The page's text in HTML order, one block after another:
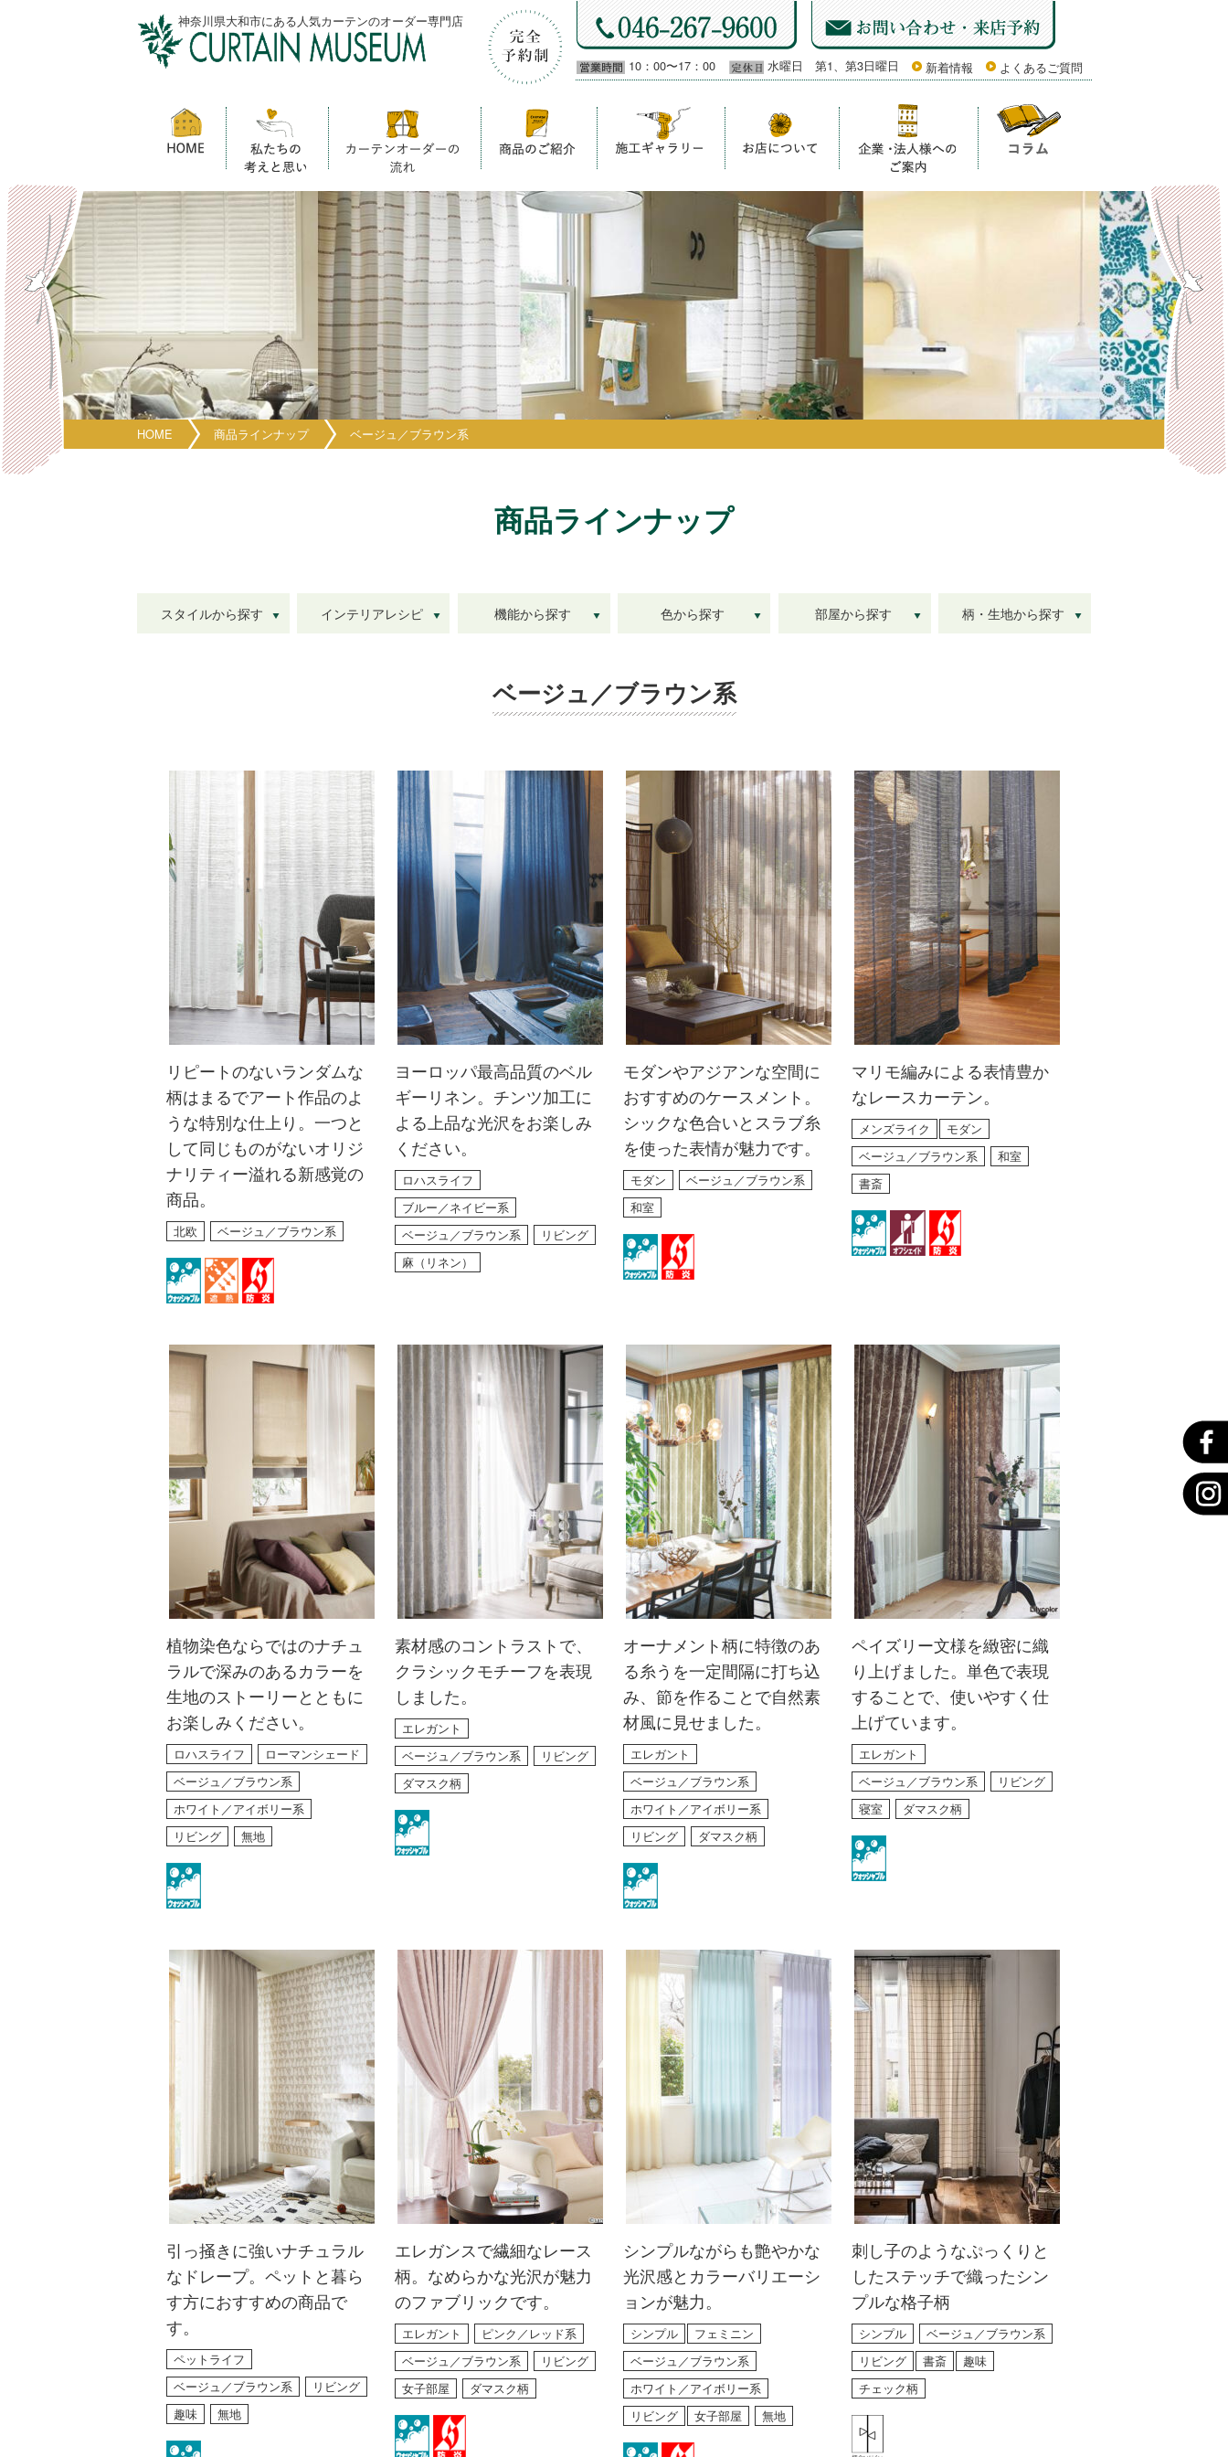
神奈川県大和市にある人気カーテンのオーダー専門店
10：00〜17：00 水曜日 第1、第3日曜日 新着情報 よくあるご質問
HOME 商品ラインナップ ベージュ／ブラウン系
商品ラインナップ
スタイルから探す インテリアレシピ 機能から探す 色から探す 部屋から探す 柄・生地から探す
ベージュ／ブラウン系
リピートのないランダムな
柄はまるでアート作品のよ
うな特別な仕上り。一つと
して同じものがないオリジ
ナリティー溢れる新感覚の
商品。
北欧 ベージュ／ブラウン系
ヨーロッパ最高品質のベル
ギーリネン。チンツ加工に
よる上品な光沢をお楽しみ
ください。
ロハスライフ
ブルー／ネイビー系
ベージュ／ブラウン系
リビング
麻（リネン）
モダンやアジアンな空間に
おすすめのケースメント。
シックな色合いとスラブ糸
を使った表情が魅力です。
モダン
ベージュ／ブラウン系
和室
マリモ編みによる表情豊か
なレースカーテン。
メンズライク
モダン
ベージュ／ブラウン系
和室
書斎
植物染色ならではのナチュ
ラルで深みのあるカラーを
生地のストーリーとともに
お楽しみください。
ロハスライフ
ローマンシェード
ベージュ／ブラウン系
ホワイト／アイボリー系
リビング
無地
素材感のコントラストで、
クラシックモチーフを表現
しました。
エレガント
ベージュ／ブラウン系
リビング
ダマスク柄
オーナメント柄に特徴のあ
る糸うを一定間隔に打ち込
み、節を作ることで自然素
材風に見せました。
エレガント
ベージュ／ブラウン系
ホワイト／アイボリー系
リビング
ダマスク柄
ペイズリー文様を緻密に織
り上げました。単色で表現
することで、使いやすく仕
上げています。
エレガント
ベージュ／ブラウン系
リビング
寝室
ダマスク柄
引っ掻きに強いナチュラル
なドレープ。ペットと暮ら
す方におすすめの商品で
ペットライフ
ベージュ／ブラウン系
リビング
趣味
無地
エレガンスで繊細なレース
柄。なめらかな光沢が魅力
のファブリックです。
エレガント
ピンク／レッド系
ベージュ／ブラウン系
リビング
女子部屋
ダマスク柄
シンプルながらも艶やかな
光沢感とカラーバリエーシ
ョンが魅力。
シンプル
フェミニン
ベージュ／ブラウン系
ホワイト／アイボリー系
リビング
女子部屋 無地
刺し子のようなぷっくりと
したステッチで織ったシン
プルな格子柄
シンプル
ベージュ／ブラウン系
リビング
書斎
趣味
チェック柄